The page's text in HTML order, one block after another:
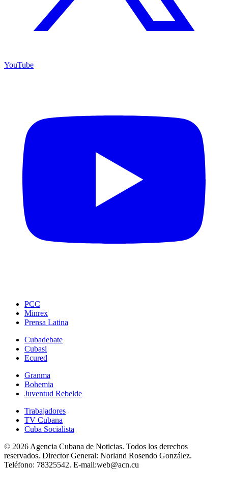
YouTube
PCC
Minrex
Prensa Latina
Cubadebate
Cubasi
Ecured
Granma
Bohemia
Juventud Rebelde
Trabajadores
TV Cubana
Cuba Socialista
© 2026 Agencia Cubana de Noticias. Todos los derechos
reservados. Director General: Norland Rosendo González.
Teléfono: 78325542. E-mail:web@acn.cu